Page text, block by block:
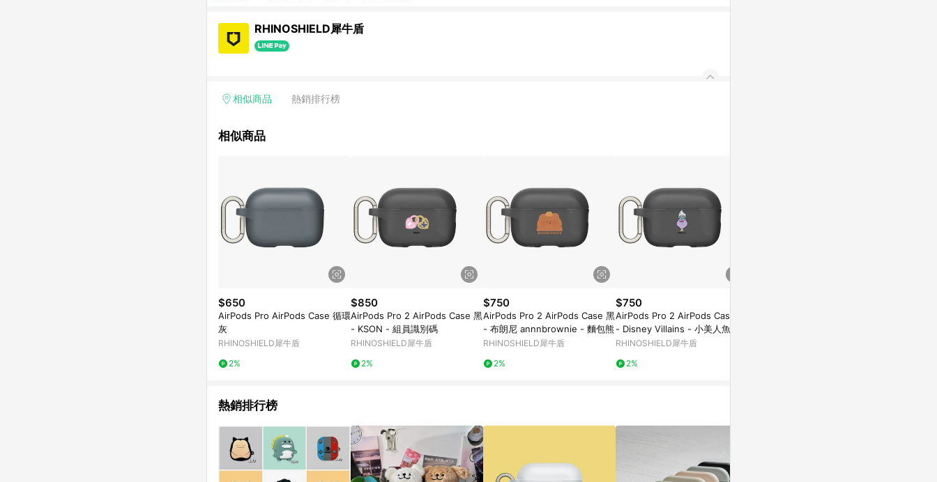
RHINOSHIELD犀牛盾
相似商品 熱銷排行榜
相似商品
$650
AirPods Pro AirPods Case 循環
灰
RHINOSHIELD犀牛盾
2%
$850
AirPods Pro 2 AirPods Case 黑
- KSON - 組員識別碼
RHINOSHIELD犀牛盾
2%
$750
AirPods Pro 2 AirPods Case 黑
- 布朗尼 annnbrownie - 麵包熊
RHINOSHIELD犀牛盾
2%
$750
AirPods Pro 2 AirPods Case 黑
- Disney Villains - 小美人魚 —
烏蘇拉
RHINOSHIELD犀牛盾
2%
熱銷排行榜